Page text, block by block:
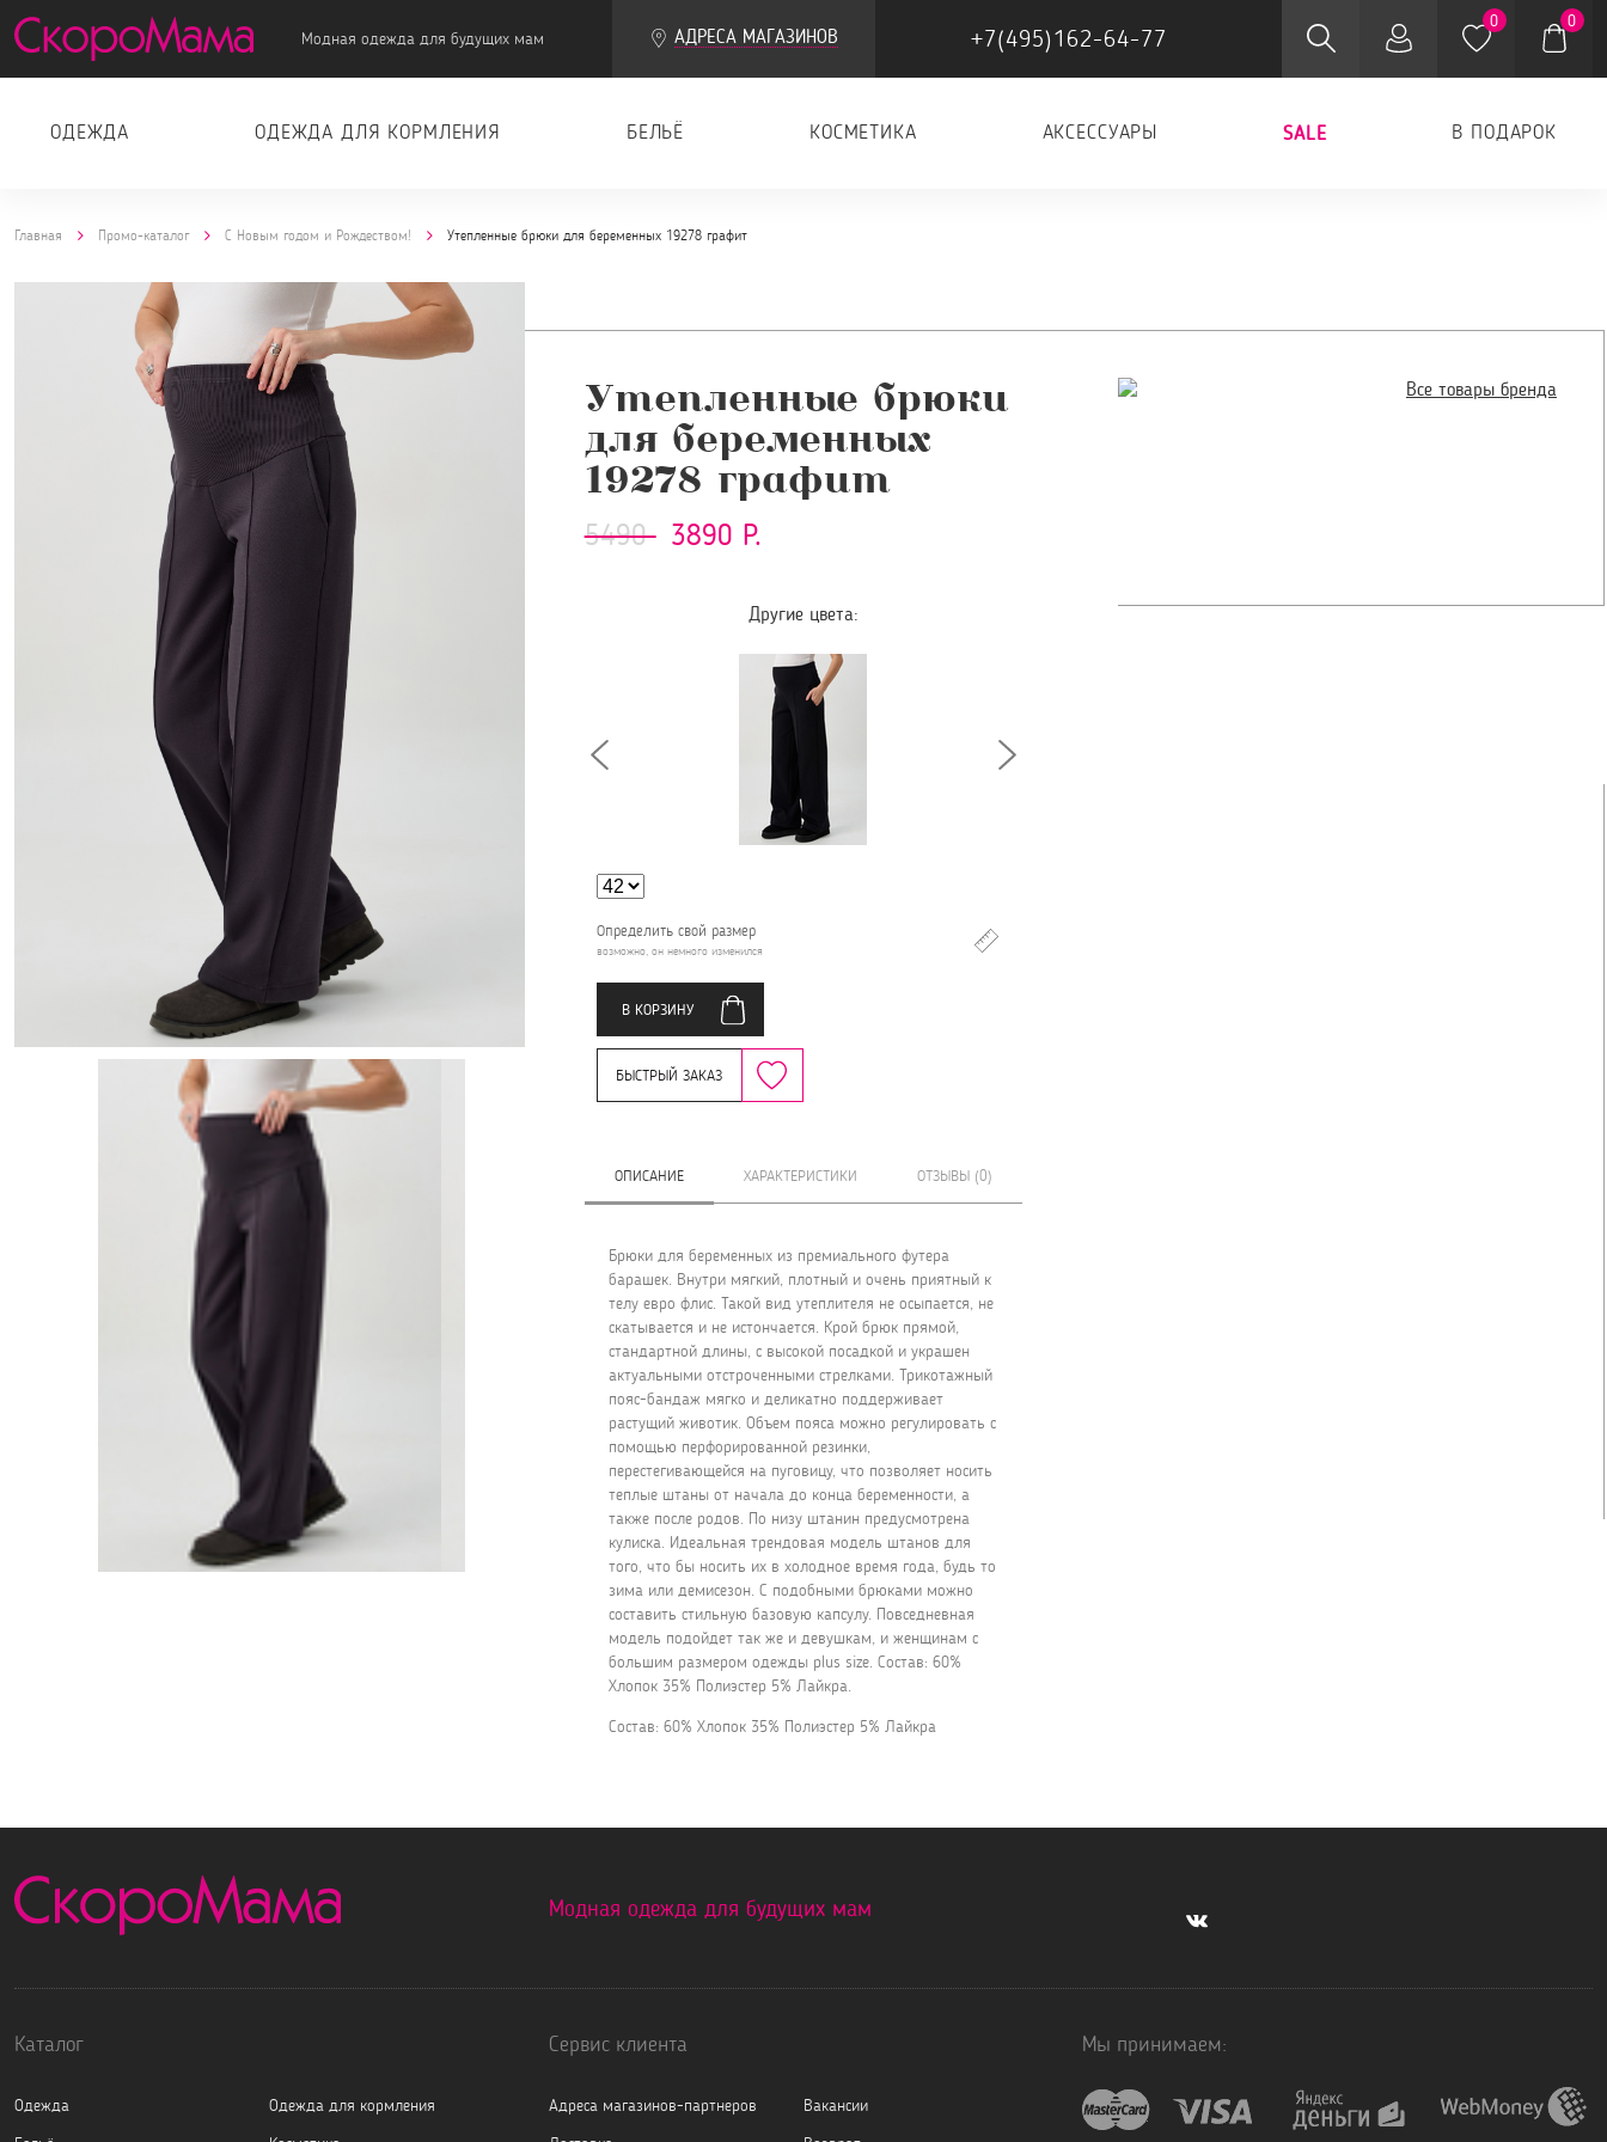
Модная одежда для будущих мам АДРЕСА МАГАЗИНОВ +7(495)162-64-77
0 0
ОДЕЖДА ОДЕЖДА ДЛЯ КОРМЛЕНИЯ БЕЛЬЁ КОСМЕТИКА АКСЕССУАРЫ SALE В ПОДАРОК
Главная Промо-каталог С Новым годом и Рождеством! Утепленные брюки для беременных 19278 графит
Утепленные брюки
для беременных
19278 графит
5490 3890 Р.
Другие цвета:
Определить свой размер
возможно, он немного изменился
В КОРЗИНУ
БЫСТРЫЙ ЗАКАЗ
ОПИСАНИЕ ХАРАКТЕРИСТИКИ ОТЗЫВЫ (0)
Брюки для беременных из премиального футера
барашек. Внутри мягкий, плотный и очень приятный к
телу евро флис. Такой вид утеплителя не осыпается, не
скатывается и не истончается. Крой брюк прямой,
стандартной длины, с высокой посадкой и украшен
актуальными отстроченными стрелками. Трикотажный
пояс-бандаж мягко и деликатно поддерживает
растущий животик. Объем пояса можно регулировать с
помощью перфорированной резинки,
перестегивающейся на пуговицу, что позволяет носить
теплые штаны от начала до конца беременности, а
также после родов. По низу штанин предусмотрена
кулиска. Идеальная трендовая модель штанов для
того, что бы носить их в холодное время года, будь то
зима или демисезон. С подобными брюками можно
составить стильную базовую капсулу. Повседневная
модель подойдет так же и девушкам, и женщинам с
большим размером одежды plus size. Состав: 60%
Хлопок 35% Полиэстер 5% Лайкра.
Состав: 60% Хлопок 35% Полиэстер 5% Лайкра
Все товары бренда
Модная одежда для будущих мам
Каталог
Одежда
Одежда для кормления
Сервис клиента
Адреса магазинов-партнеров
Вакансии
Мы принимаем: